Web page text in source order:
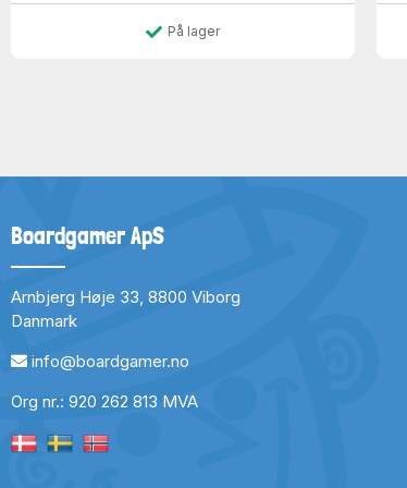
På lager
Boardgamer ApS
Arnbjerg Høje 33, 8800 Viborg
Danmark
info@boardgamer.no
Org nr.: 920 262 813 MVA